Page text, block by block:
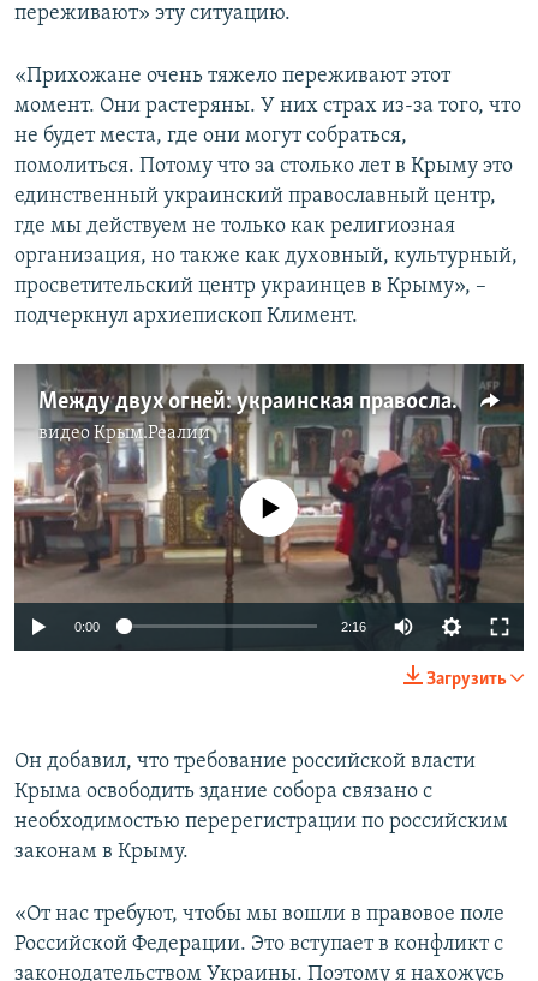
переживают» эту ситуацию.
«Прихожане очень тяжело переживают этот
момент. Они растеряны. У них страх из-за того, что
не будет места, где они могут собраться,
помолиться. Потому что за столько лет в Крыму это
единственный украинский православный центр,
где мы действуем не только как религиозная
организация, но также как духовный, культурный,
просветительский центр украинцев в Крыму», –
подчеркнул архиепископ Климент.
Между двух огней: украинская православная церковь в Крыму (видео)
видеоКрым.Реалии
No media source currently available
0:00 2:16
Загрузить
Он добавил, что требование российской власти
Крыма освободить здание собора связано с
необходимостью перерегистрации по российским
законам в Крыму.
«От нас требуют, чтобы мы вошли в правовое поле
Российской Федерации. Это вступает в конфликт с
законодательством Украины. Поэтому я нахожусь